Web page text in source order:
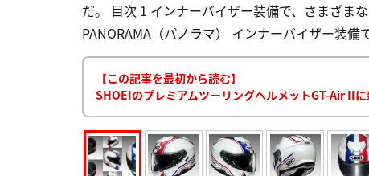
だ。 目次 1 インナーバイザー装備で、さまざま
PANORAMA（パノラマ） インナーバイザー装
【この記事を最初から読む】
SHOEIのプレミアムツーリングヘルメットGT-Air II